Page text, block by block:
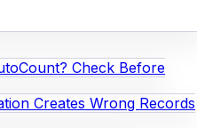
Check Before
Creates Wrong Records